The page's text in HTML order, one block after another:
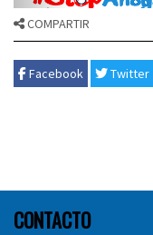
COMPARTIR
Facebook Twitter
CONTACTO